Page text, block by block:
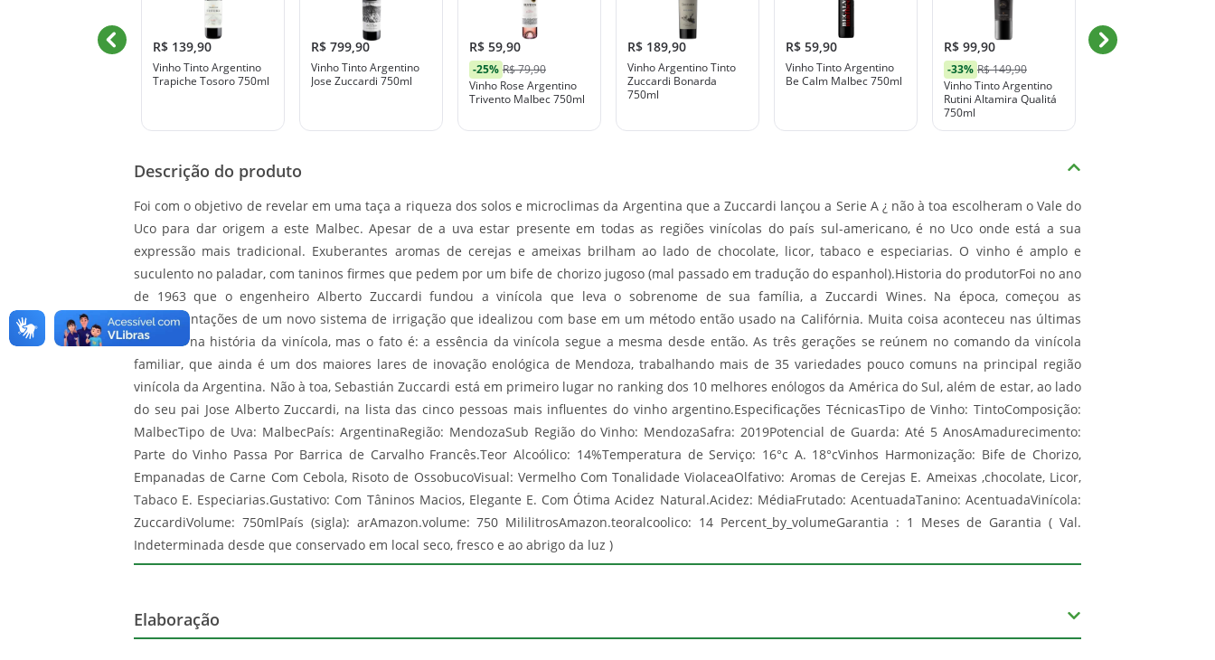
R$ 139,90
Vinho Tinto Argentino
Trapiche Tosoro 750ml
R$ 799,90
Vinho Tinto Argentino
Jose Zuccardi 750ml
R$ 59,90
-25% R$ 79,90
Vinho Rose Argentino
Trivento Malbec 750ml
R$ 189,90
Vinho Argentino Tinto
Zuccardi Bonarda
750ml
R$ 59,90
Vinho Tinto Argentino
Be Calm Malbec 750ml
R$ 99,90
-33% R$ 149,90
Vinho Tinto Argentino
Rutini Altamira Qualitá
750ml
R$ 259,90
Descrição do produto
Foi com o objetivo de revelar em uma taça a riqueza dos solos e microclimas da Argentina que a Zuccardi lançou a Serie A ¿ não à toa escolheram o Vale do
Uco para dar origem a este Malbec. Apesar de a uva estar presente em todas as regiões vinícolas do país sul-americano, é no Uco onde está a sua
expressão mais tradicional. Exuberantes aromas de cerejas e ameixas brilham ao lado de chocolate, licor, tabaco e especiarias. O vinho é amplo e
suculento no paladar, com taninos firmes que pedem por um bife de chorizo jugoso (mal passado em tradução do espanhol).Historia do produtorFoi no ano
de 1963 que o engenheiro Alberto Zuccardi fundou a vinícola que leva o sobrenome de sua família, a Zuccardi Wines. Na época, começou as
experimentações de um novo sistema de irrigação que idealizou com base em um método então usado na Califórnia. Muita coisa aconteceu nas últimas
décadas na história da vinícola, mas o fato é: a essência da vinícola segue a mesma desde então. As três gerações se reúnem no comando da vinícola
familiar, que ainda é um dos maiores lares de inovação enológica de Mendoza, trabalhando mais de 35 variedades pouco comuns na principal região
vinícola da Argentina. Não à toa, Sebastián Zuccardi está em primeiro lugar no ranking dos 10 melhores enólogos da América do Sul, além de estar, ao lado
do seu pai Jose Alberto Zuccardi, na lista das cinco pessoas mais influentes do vinho argentino.Especificações TécnicasTipo de Vinho: TintoComposição:
MalbecTipo de Uva: MalbecPaís: ArgentinaRegião: MendozaSub Região do Vinho: MendozaSafra: 2019Potencial de Guarda: Até 5 AnosAmadurecimento:
Parte do Vinho Passa Por Barrica de Carvalho Francês.Teor Alcoólico: 14%Temperatura de Serviço: 16°c A. 18°cVinhos Harmonização: Bife de Chorizo,
Empanadas de Carne Com Cebola, Risoto de OssobucoVisual: Vermelho Com Tonalidade ViolaceaOlfativo: Aromas de Cerejas E. Ameixas ,chocolate, Licor,
Tabaco E. Especiarias.Gustativo: Com Tâninos Macios, Elegante E. Com Ótima Acidez Natural.Acidez: MédiaFrutado: AcentuadaTanino: AcentuadaVinícola:
ZuccardiVolume: 750mlPaís (sigla): arAmazon.volume: 750 MililitrosAmazon.teoralcoolico: 14 Percent_by_volumeGarantia : 1 Meses de Garantia ( Val.
Indeterminada desde que conservado em local seco, fresco e ao abrigo da luz )
Elaboração